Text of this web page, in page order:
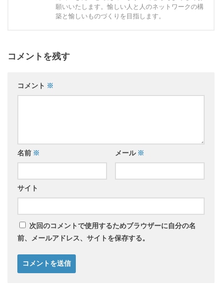
願いいたします。愉しい人と人のネットワークの構
築と愉しいものづくりを目指します。
コメントを残す
コメント ※
名前 ※ メール ※
サイト
次回のコメントで使用するためブラウザーに自分の名
前、メールアドレス、サイトを保存する。